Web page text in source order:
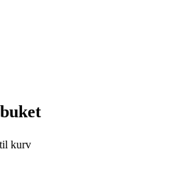
kurvDette